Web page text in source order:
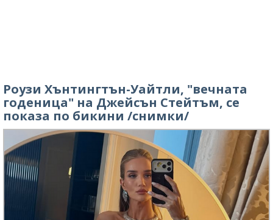
Роузи Хънтингтън-Уайтли, "вечната
годеница" на Джейсън Стейтъм, се
показа по бикини /снимки/